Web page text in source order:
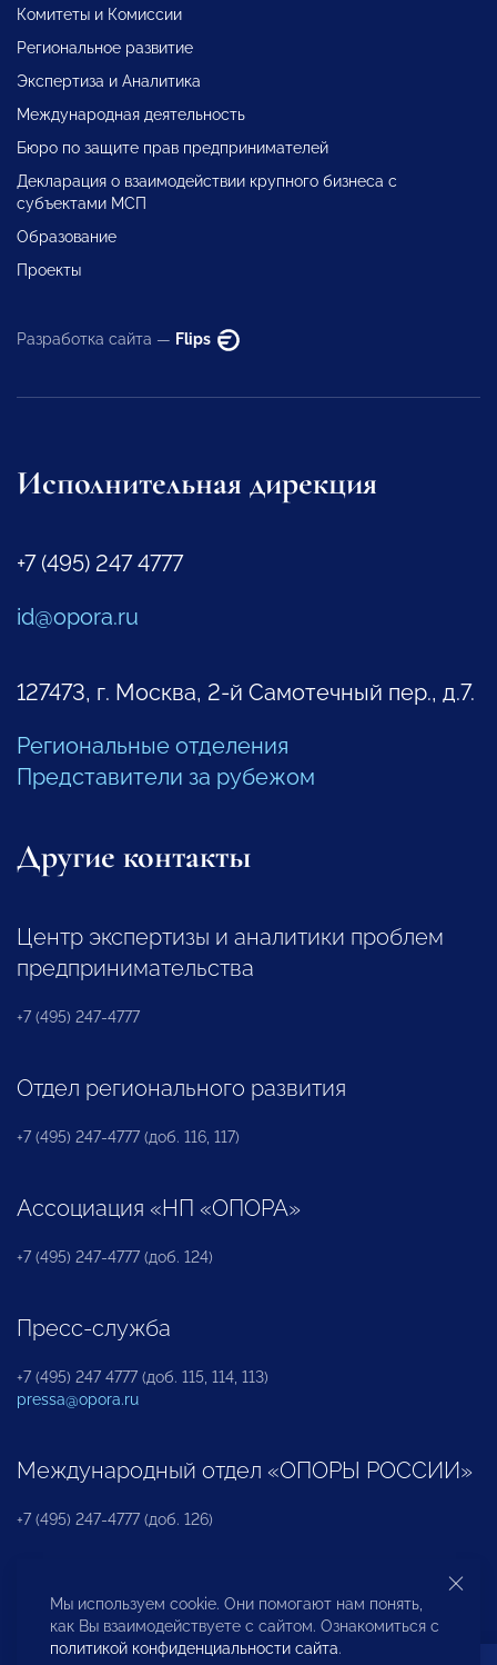
Комитеты и Комиссии
Региональное развитие
Экспертиза и Аналитика
Международная деятельность
Бюро по защите прав предпринимателей
Декларация о взаимодействии крупного бизнеса с
субъектами МСП
Образование
Проекты
Разработка сайта — Flips
Исполнительная дирекция
+7 (495) 247 4777
id@opora.ru
127473, г. Москва, 2-й Самотечный пер., д.7.
Региональные отделения
Представители за рубежом
Другие контакты
Центр экспертизы и аналитики проблем
предпринимательства
+7 (495) 247-4777
Отдел регионального развития
+7 (495) 247-4777 (доб. 116, 117)
Ассоциация «НП «ОПОРА»
+7 (495) 247-4777 (доб. 124)
Пресс-служба
+7 (495) 247 4777 (доб. 115, 114, 113)
pressa@opora.ru
Международный отдел «ОПОРЫ РОССИИ»
+7 (495) 247-4777 (доб. 126)
Бюро по защите прав предпринимателей и
инвесторов
Мы используем cookie. Они помогают нам понять,
как Вы взаимодействуете с сайтом. Ознакомиться с
политикой конфиденциальности сайта.